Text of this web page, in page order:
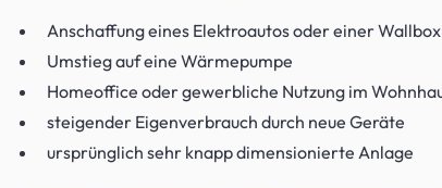
Anschaffung eines Elektroautos oder einer Wallbox
Umstieg auf eine Wärmepumpe
Homeoffice oder gewerbliche Nutzung im
steigender Eigenverbrauch durch neue Geräte
ursprünglich sehr knapp dimensionierte Anlage